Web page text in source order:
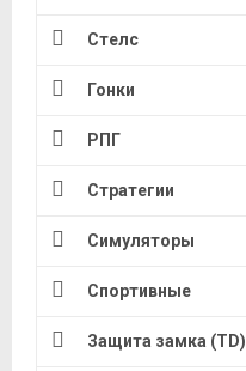
Стелс
Гонки
РПГ
Стратегии
Симуляторы
Спортивные
Защита замка (TD)